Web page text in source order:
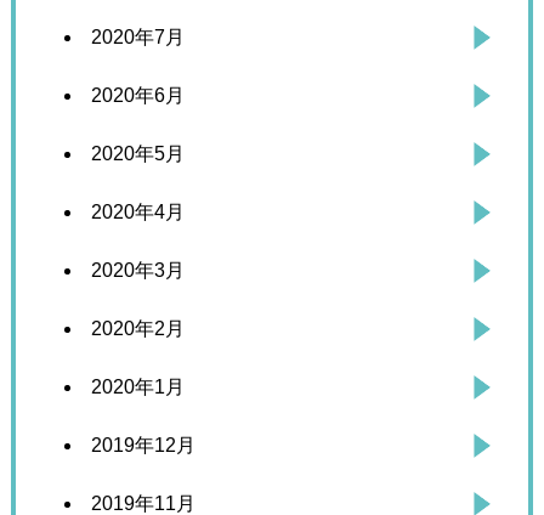
2020年7月
2020年6月
2020年5月
2020年4月
2020年3月
2020年2月
2020年1月
2019年12月
2019年11月